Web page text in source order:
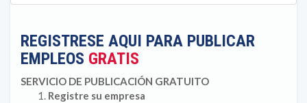
REGISTRESE AQUI PARA PUBLICAR
EMPLEOS GRATIS
SERVICIO DE PUBLICACIÓN GRATUITO
Registre su empresa